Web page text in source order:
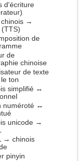
d'écriture
chinois →
de
de
chinoise
de texte
ton
simplifié ↔
numéroté ↔
unicode →
→ chinois
pinyin